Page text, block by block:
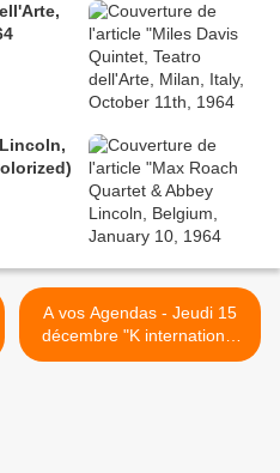
A vos Agendas - Jeudi 15
décembre "K international
Festival" - Musique Mode